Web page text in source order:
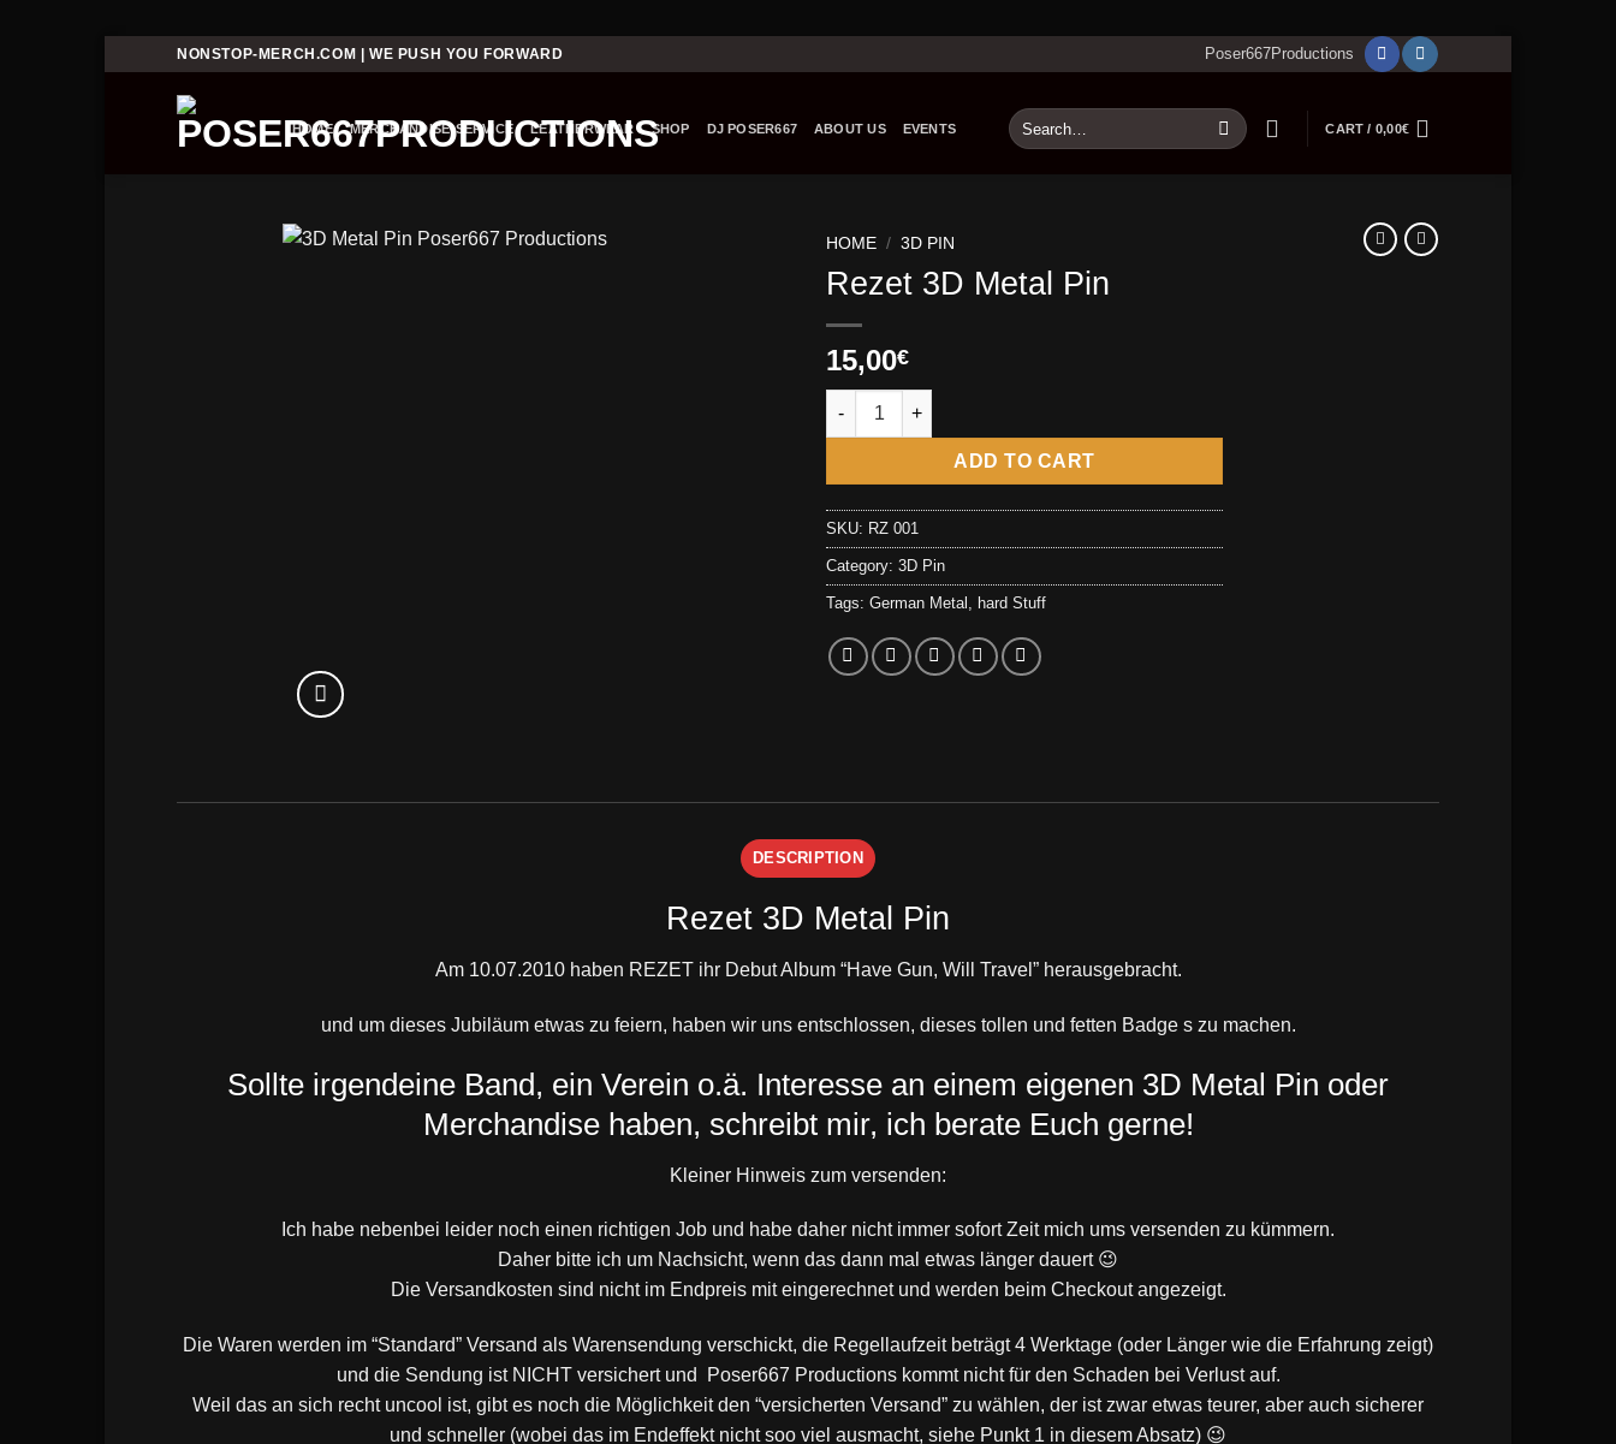
NONSTOP-MERCH.COM | WE PUSH YOU FORWARD Poser667Productions
HOME MERCHANDISE-SERVICE LEATHERWEAR SHOP DJ POSER667 ABOUT US EVENTS
Search
for:
CART / 0,00€
HOME / 3D PIN
Rezet 3D Metal Pin
15,00€
Rezet 3D Metal Pin quantity
ADD TO CART
SKU: RZ 001
Category: 3D Pin
Tags: German Metal hard Stuff
DESCRIPTION
Rezet 3D Metal Pin
Am 10.07.2010 haben REZETihr Debut Album “Have Gun, Will Travel” herausgebracht.
und um dieses Jubiläum etwas zu feiern, haben wir uns entschlossen, dieses tollen und fetten Badge s zu machen.
Sollte irgendeine Band, ein Verein o.ä. Interesse an einem eigenen 3D Metal Pin oder
Merchandise haben, schreibt mir, ich berate Euch gerne!
Kleiner Hinweis zum versenden:
Ich habe nebenbei leider noch einen richtigen Job und habe daher nicht immer sofort Zeit mich ums versenden zu kümmern.
Daher bitte ich um Nachsicht, wenn das dann mal etwas länger dauert 😉
Die Versandkosten sind nicht im Endpreis mit eingerechnet und werden beim Checkout angezeigt.
Die Waren werden im “Standard” Versand als Warensendung verschickt, die Regellaufzeit beträgt 4 Werktage (oder Länger wie die Erfahrung zeigt)
und die Sendung ist NICHT versichert und Poser667 Productions kommt nicht für den Schaden bei Verlust auf.
Weil das an sich recht uncool ist, gibt es noch die Möglichkeit den “versicherten Versand” zu wählen, der ist zwar etwas teurer, aber auch sicherer
und schneller (wobei das im Endeffekt nicht soo viel ausmacht, siehe Punkt 1 in diesem Absatz) 😉